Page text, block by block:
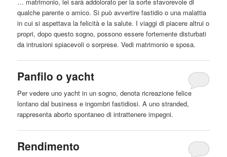
qualche parente o amico. Si può avvertire fastidio o una malattia
in cui si aspettava la felicità e la salute. I viaggi di piacerealtrui o
propri, dopo questo sogno, possono essere fortemente disturbati
da intrusioni spiacevoli o sorprese. Vedi matrimonio e sposa.
Panfilo o yacht
Per vedere uno yacht in un sogno, denota ricreazione felice
lontano dal business e ingombri fastidiosi. A uno stranded,
rappresentaaborto spontaneo di intrattenere impegni.
Rendimento